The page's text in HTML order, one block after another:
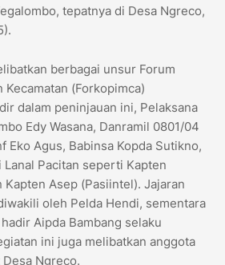
tepatnya di Desa Ngreco,
berbagai unsur Forum
Kecamatan (Forkopimca)
dalam peninjauan ini, Pelaksana
Edy Wasana, Danramil 0801/04
Eko Agus, Babinsa Kopda Sutikno,
Pacitan seperti Kapten
Kapten Asep (Pasiintel). Jajaran
oleh Pelda Hendi, sementara
Aipda Bambang selaku
ini juga melibatkan anggota
Ngreco.